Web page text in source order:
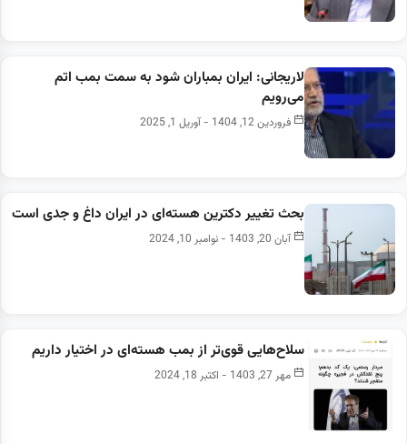
لاریجانی: ایران بمباران شود به سمت بمب اتم
می‌رویم
فروردین 12, 1404 - آوریل 1, 2025
بحث تغییر دکترین هسته‌ای در ایران داغ و جدی است
آبان 20, 1403 - نوامبر 10, 2024
سلاح‌هایی قوی‌تر از بمب هسته‌ای در اختیار داریم
مهر 27, 1403 - اکتبر 18, 2024